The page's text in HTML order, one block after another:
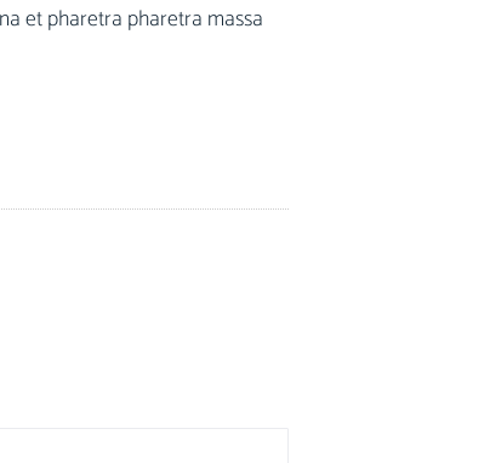
et pharetra pharetra massa